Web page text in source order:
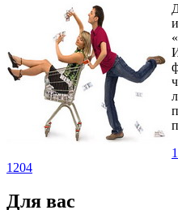
1
1204
Для вас